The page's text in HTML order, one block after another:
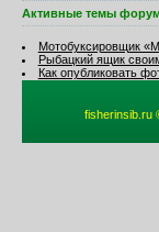
Активные темы
Мотобуксировщик
Рыбацкий ящик
Как опубликовать
fisherinsib.ru